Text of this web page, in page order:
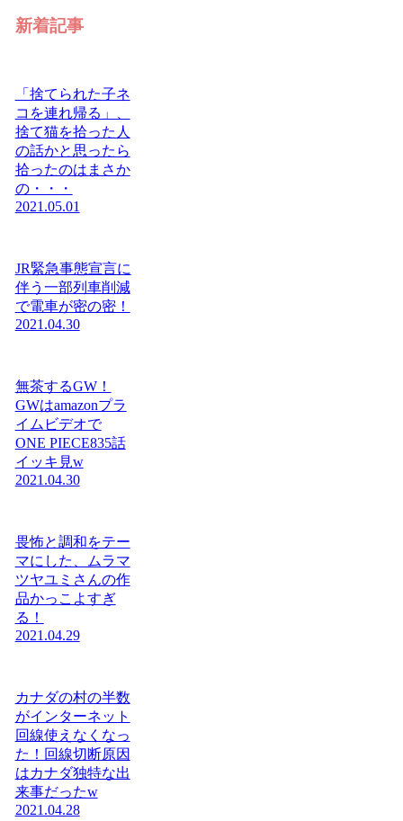
新着記事
「捨てられた子ネ
コを連れ帰る」、
捨て猫を拾った人
の話かと思ったら
拾ったのはまさか
の・・・
2021.05.01
JR緊急事態宣言に
伴う一部列車削減
で電車が密の密！
2021.04.30
無茶するGW！
GWはamazonプラ
イムビデオで
ONE PIECE835話
イッキ見w
2021.04.30
畏怖と調和をテー
マにした、ムラマ
ツヤユミさんの作
品かっこよすぎ
る！
2021.04.29
カナダの村の半数
がインターネット
回線使えなくなっ
た！回線切断原因
はカナダ独特な出
来事だったw
2021.04.28